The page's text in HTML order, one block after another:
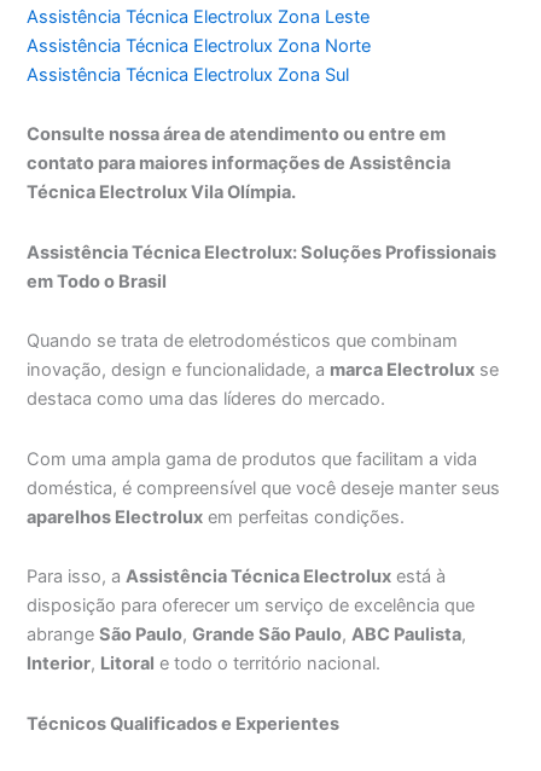
Assistência Técnica Electrolux Zona Leste
Assistência Técnica Electrolux Zona Norte
Assistência Técnica Electrolux Zona Sul
Consulte nossa área de atendimento ou entre em
contato para maiores informações de Assistência
Técnica Electrolux Vila Olímpia.
Assistência Técnica Electrolux: Soluções Profissionais
em Todo o Brasil
Quando se trata de eletrodomésticos que combinam
inovação, design e funcionalidade, a marca Electrolux se
destaca como uma das líderes do mercado.
Com uma ampla gama de produtos que facilitam a vida
doméstica, é compreensível que você deseje manter seus
aparelhos Electrolux em perfeitas condições.
Para isso, aAssistência Técnica Electrolux está à
disposição para oferecer um serviço de excelência que
abrangeSão Paulo,Grande São Paulo,ABC Paulista,
Interior, Litoral e todo o território nacional.
Técnicos Qualificados e Experientes